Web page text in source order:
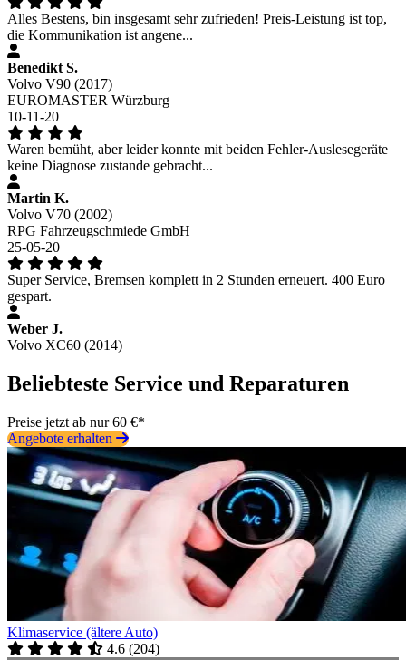
Alles Bestens, bin insgesamt sehr zufrieden! Preis-Leistung ist top,
die Kommunikation ist angene...
Benedikt S.
Volvo V90 (2017)
EUROMASTER Würzburg
10-11-20
Waren bemüht, aber leider konnte mit beiden Fehler-Auslesegeräte
keine Diagnose zustande gebracht...
Martin K.
Volvo V70 (2002)
RPG Fahrzeugschmiede GmbH
25-05-20
Super Service, Bremsen komplett in 2 Stunden erneuert. 400 Euro
gespart.
Weber J.
Volvo XC60 (2014)
Beliebteste Service und Reparaturen
Preise jetzt ab nur 60 €*
Angebote erhalten
Klimaservice (ältere Auto)
4.6 (204)